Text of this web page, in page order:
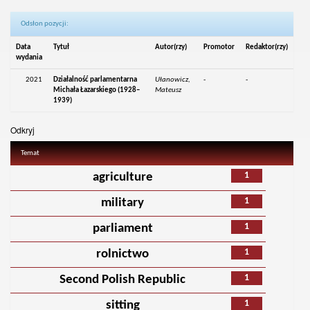
Odsłon pozycji:
Data
wydania
Tytuł Autor(rzy) Promotor Redaktor(rzy)
2021
Działalność parlamentarna
Michała Łazarskiego (1928–
1939)
Ułanowicz,
Mateusz
- -
Odkryj
Temat
1
agriculture
1
military
1
parliament
1
rolnictwo
1
Second Polish Republic
1
sitting